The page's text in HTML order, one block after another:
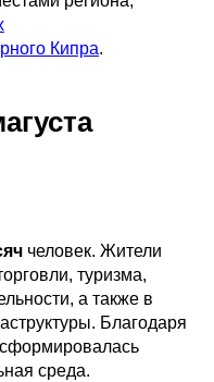
Кипра.
человек. Жители
туризма,
а также в
Благодаря
среда.